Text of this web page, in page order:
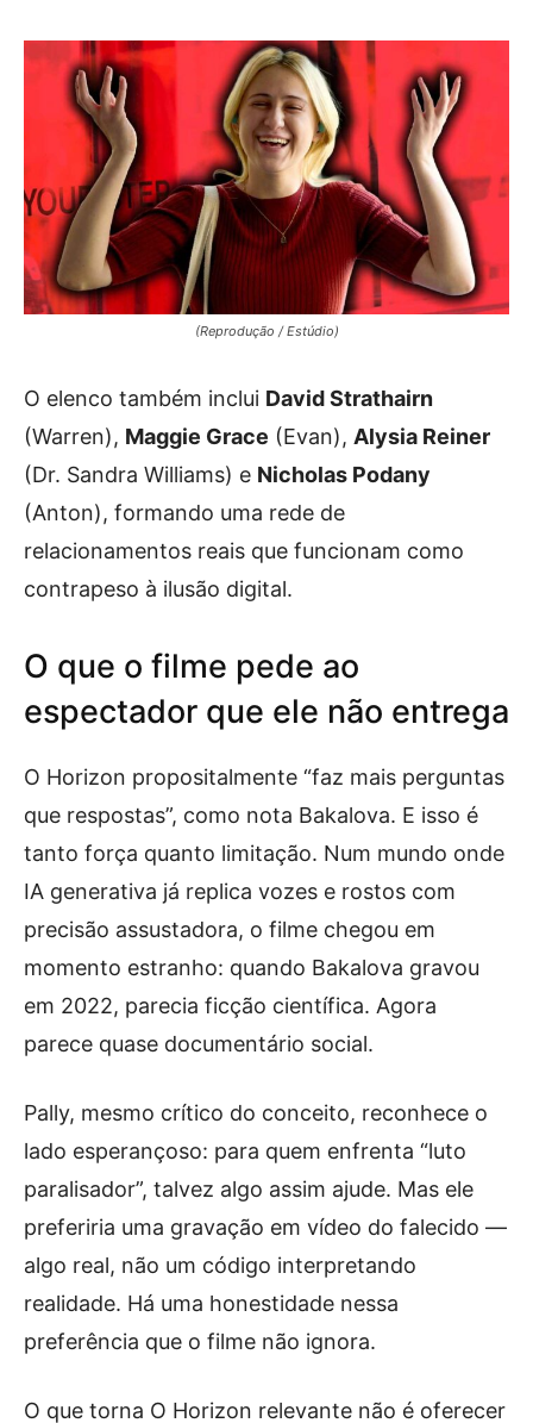
(Reprodução / Estúdio)
O elenco também inclui David Strathairn
(Warren), Maggie Grace (Evan), Alysia Reiner
(Dr. Sandra Williams) e Nicholas Podany
(Anton), formando uma rede de
relacionamentos reais que funcionam como
contrapeso à ilusão digital.
O que o filme pede ao
espectador que ele não entrega
O Horizon propositalmente “faz mais perguntas
que respostas”, como nota Bakalova. E isso é
tanto força quanto limitação. Num mundo onde
IA generativa já replica vozes e rostos com
precisão assustadora, o filme chegou em
momento estranho: quando Bakalova gravou
em 2022, parecia ficção científica. Agora
parece quase documentário social.
Pally, mesmo crítico do conceito, reconhece o
lado esperançoso: para quem enfrenta “luto
paralisador”, talvez algo assim ajude. Mas ele
preferiria uma gravação em vídeo do falecido —
algo real, não um código interpretando
realidade. Há uma honestidade nessa
preferência que o filme não ignora.
O que torna O Horizon relevante não é oferecer